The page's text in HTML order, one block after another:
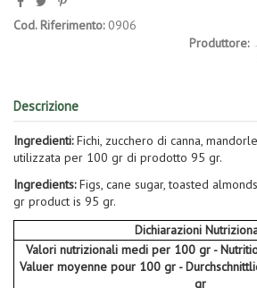
Produttore:
Cod. Riferimento: 0906
Descrizione
Ingredienti:Fichi, zucchero di canna,
utilizzata per 100 gr di prodotto 95 gr.
Ingredients:Figs, cane sugar, toasted
gr product is 95 gr.
Dichiarazioni
Valori nutrizionali medi per 100 gr -
Valuer moyenne pour 100 gr -
gr